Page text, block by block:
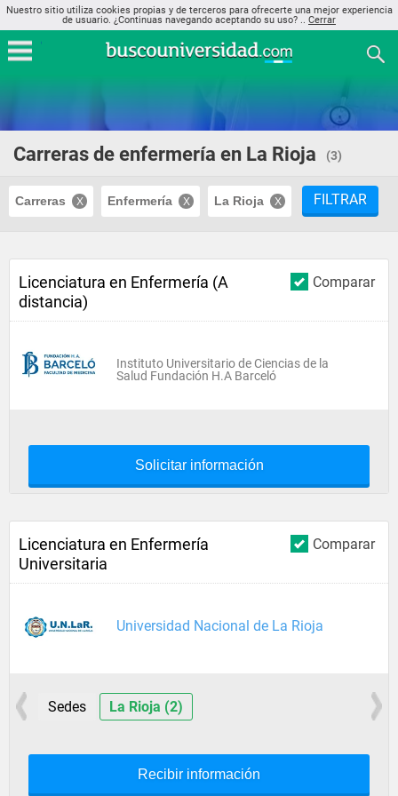
Nuestro sitio utiliza cookies propias y de terceros para ofrecerte una mejor experiencia
de usuario. ¿Continuas navegando aceptando su uso? .. Cerrar
Carreras de enfermería en La Rioja (3)
Carreras Enfermería La Rioja FILTRAR
Comparar
Licenciatura en Enfermería (A
distancia)
Instituto Universitario de Ciencias de la
Salud Fundación H.A Barceló
Solicitar información
Comparar
Licenciatura en Enfermería
Universitaria
Universidad Nacional de La Rioja
Sedes La Rioja (2)
Recibir información